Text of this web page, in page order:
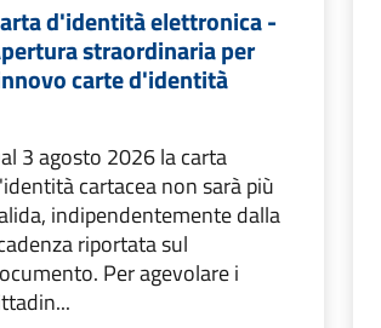
d'identità elettronica -
straordinaria per
carte d'identità
3 agosto 2026 la carta
cartacea non sarà più
indipendentemente dalla
riportata sul
Per agevolare i